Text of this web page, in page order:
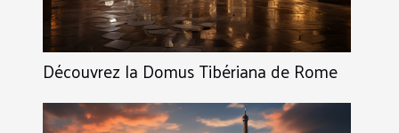
Découvrez la Domus Tibériana de Rome